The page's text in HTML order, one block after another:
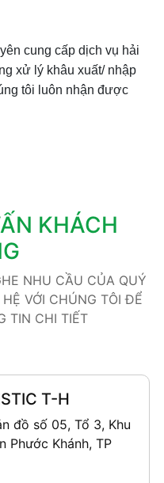
cung cấp dịch vụ hải
xử lý khâu xuất/ nhập
tôi luôn nhận được
KHÁCH
NHU CẦU CỦA QUÝ
VỚI CHÚNG TÔI ĐỂ
TIN CHI TIẾT
T-H
đồ số 05, Tổ 3, Khu
Phước Khánh, TP